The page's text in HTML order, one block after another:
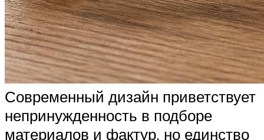
Современный дизайн приветствует
непринужденность в подборе
материалов и фактур, но единство